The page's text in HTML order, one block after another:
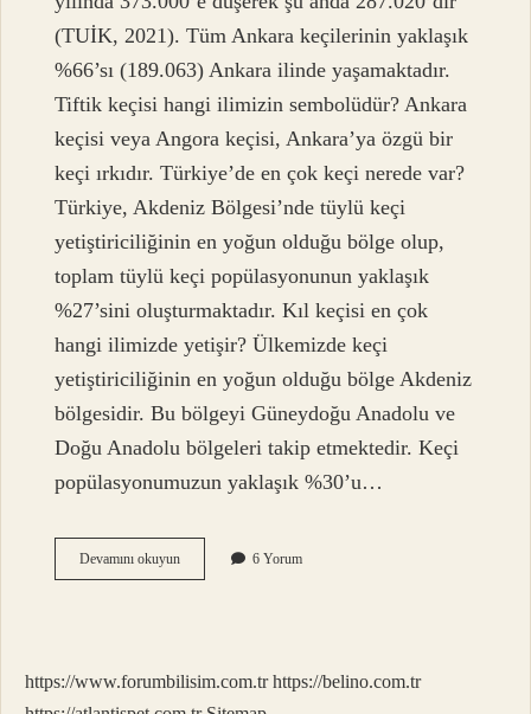
(TUİK, 2021). Tüm Ankara keçilerinin yaklaşık
%66’sı (189.063) Ankara ilinde yaşamaktadır.
Tiftik keçisi hangi ilimizin sembolüdür? Ankara
keçisi veya Angora keçisi, Ankara’ya özgü bir
keçi ırkıdır. Türkiye’de en çok keçi nerede var?
Türkiye, Akdeniz Bölgesi’nde tüylü keçi
yetiştiriciliğinin en yoğun olduğu bölge olup,
toplam tüylü keçi popülasyonunun yaklaşık
%27’sini oluşturmaktadır. Kıl keçisi en çok
hangi ilimizde yetişir? Ülkemizde keçi
yetiştiriciliğinin en yoğun olduğu bölge Akdeniz
bölgesidir. Bu bölgeyi Güneydoğu Anadolu ve
Doğu Anadolu bölgeleri takip etmektedir. Keçi
popülasyonumuzun yaklaşık %30’u…
Devamını okuyunTiftik
Keçisi
6 Yorum
https://www.forumbilisim.com.tr https://belino.com.tr